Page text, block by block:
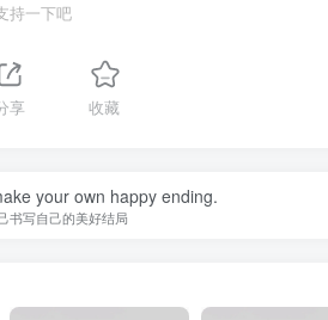
持一下吧
享 收藏
your own happy ending.
书写自己的美好结局